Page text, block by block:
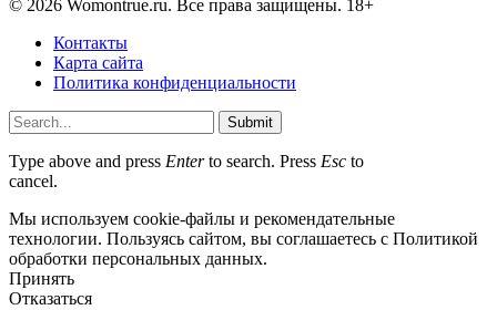
© 2026 Womontrue.ru. Все права защищены. 18+
Контакты
Карта сайта
Политика конфиденциальности
Submit
Type above and press Enterto search. Press Esc to
cancel.
Мы используем cookie-файлы и рекомендательные
технологии. Пользуясь сайтом, вы соглашаетесь с Политикой
обработки персональных данных.
Принять
Отказаться